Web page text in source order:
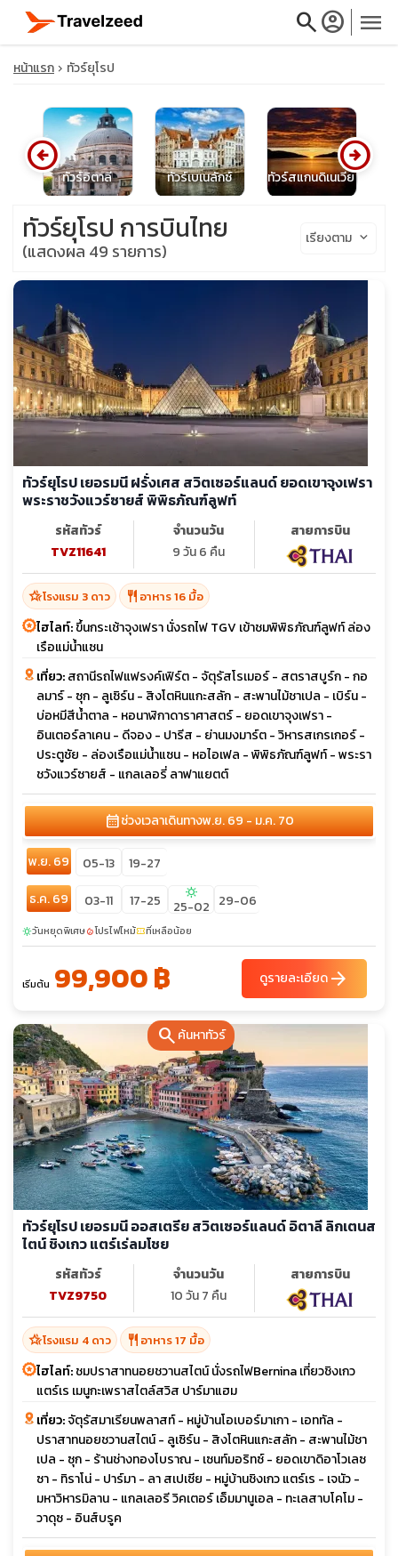
searchaccount_circle menu
close
travel_explore
calendar_month
หน้าแรก ทัวร์ยุโรป
ทัวร์อิตาลี ทัวร์เบเนลักซ์ ทัวร์สแกนดิเนเวีย
arrow_circle_left arrow_circle_right
searchค้นหาทัวร์
ทัวร์ยุโรป การบินไทย
(แสดงผล 49 รายการ)
เรียงตาม keyboard_arrow_down
ทัวร์ยุโรป เยอรมนี ฝรั่งเศส สวิตเซอร์แลนด์ ยอดเขาจุงเฟรา
พระราชวังแวร์ซายส์ พิพิธภัณฑ์ลูฟท์
รหัสทัวร์
TVZ11641
จำนวนวัน
9 วัน 6 คืน
สายการบิน
hotel_classโรงแรม 3 ดาว restaurant อาหาร 16 มื้อ
ไฮไลท์:ขึ้นกระเช้าจุงเฟรา นั่งรถไฟ TGV เข้าชมพิพิธภัณฑ์ลูฟท์ ล่อง
เรือแม่น้ำแซน
เที่ยว:สถานีรถไฟแฟรงค์เฟิร์ต - จัตุรัสโรเมอร์ - สตราสบูร์ก - กอ
ลมาร์ - ซุก - ลูเซิร์น - สิงโตหินแกะสลัก - สะพานไม้ชาเปล - เบิร์น -
บ่อหมีสีน้ำตาล - หอนาฬิกาดาราศาสตร์ - ยอดเขาจุงเฟรา -
อินเตอร์ลาเคน - ดีจอง - ปารีส - ย่านมงมาร์ต - วิหารสเกรเกอร์ -
ประตูชัย - ล่องเรือแม่น้ำแซน - หอไอเฟล - พิพิธภัณฑ์ลูฟท์ - พระรา
ชวังแวร์ซายส์ - แกลเลอรี่ ลาฟาแยตต์
calendar_monthช่วงเวลาเดินทางพ.ย. 69 - ม.ค. 70
พ.ย. 69 05-13
19-27
ธ.ค. 69
03-11 17-25 sunny
25-02 29-06
sunnyวันหยุดพิเศษlocal_fire_departmentโปรไฟไหม้confirmation_numberที่เหลือน้อย
เริ่มต้น 99,900 ฿ ดูรายละเอียดarrow_forward
ทัวร์ยุโรป เยอรมนี ออสเตรีย สวิตเซอร์แลนด์ อิตาลี ลิกเตนส
ไตน์ ชิงเกว แตร์เร่ลมโชย
รหัสทัวร์
TVZ9750
จำนวนวัน
10 วัน 7 คืน
สายการบิน
hotel_classโรงแรม 4 ดาว restaurant อาหาร 17 มื้อ
ไฮไลท์:ชมปราสาทนอยชวานสไตน์ นั่งรถไฟBernina เที่ยวชิงเกว
แตร์เร เมนูกะเพราสไตล์สวิส ปาร์มาแฮม
เที่ยว:จัตุรัสมาเรียนพลาสท์ - หมู่บ้านโอเบอร์มาเกา - เอททัล -
ปราสาทนอยชวานสไตน์ - ลูเซิร์น - สิงโตหินแกะสลัก - สะพานไม้ชา
เปล - ซุก - ร้านช่างทองโบราณ - เซนท์มอริทซ์ - ยอดเขาดิอาโวเลซ
ซา - ทิราโน่ - ปาร์มา - ลา สเปเซีย - หมู่บ้านชิงเกว แตร์เร - เจนัว -
มหาวิหารมิลาน - แกลเลอรี วิคเตอร์ เอ็มมานูเอล - ทะเลสาบโคโม -
วาดุซ - อินส์บรูค